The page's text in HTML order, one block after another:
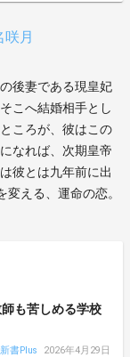
咲月
後妻である現皇妃
こへ結婚相手とし
ころが、彼はこの
なれば、次期皇帝
彼とは九年前に出
える、運命の恋。
も苦しめる学校
書Plus 2026年4月29日